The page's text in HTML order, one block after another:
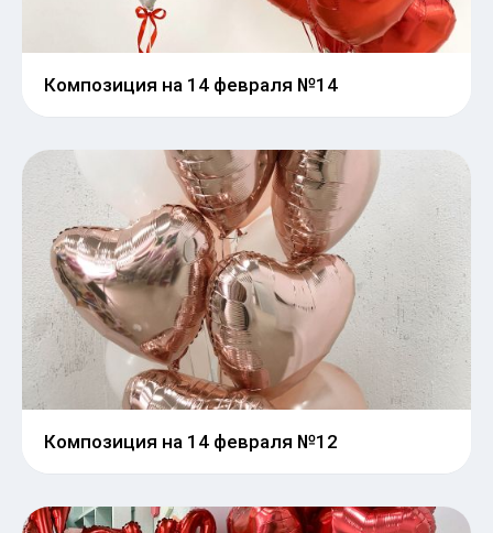
Композиция на 14 февраля №14
Композиция на 14 февраля №12